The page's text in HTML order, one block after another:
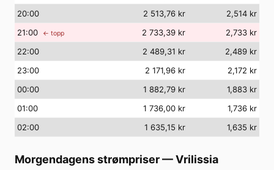
20:00 2 513,76 kr
2,514 kr
21:00 ← topp 2 733,39 kr
2,733 kr
22:00 2 489,31 kr
2,489 kr
23:00 2 171,96 kr
2,172 kr
00:00 1 882,79 kr
1,883 kr
01:00 1 736,00 kr
1,736 kr
02:00 1 635,15 kr 1,635 kr
Morgendagens strømpriser—Vrilissia